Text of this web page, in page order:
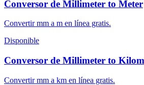
Conversor de Millimeter to Meter
Convertir mm a m en línea gratis.
Disponible
Conversor de Millimeter to
Convertir mm a km en línea gratis.